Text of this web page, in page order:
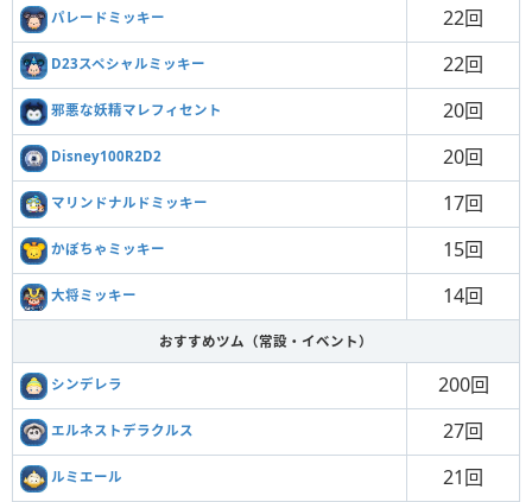
パレードミッキー 22回
D23スペシャルミッキー 22回
邪悪な妖精マレフィセント 20回
Disney100R2D2 20回
マリンドナルドミッキー 17回
かぼちゃミッキー 15回
大将ミッキー 14回
おすすめツム（常設・イベント）
シンデレラ 200回
エルネストデラクルス 27回
ルミエール 21回